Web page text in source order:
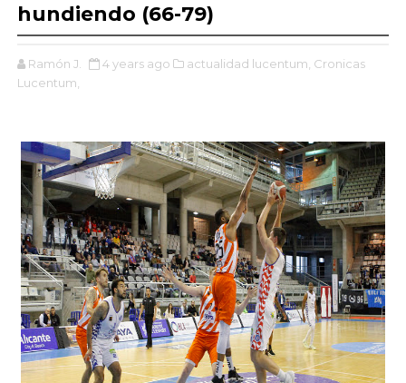
hundiendo (66-79)
Ramón J. 4 years ago actualidad lucentum, Cronicas
Lucentum,